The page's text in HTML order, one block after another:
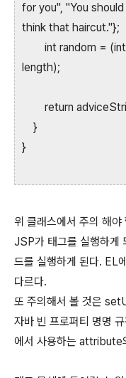
for you", "You
think that haircut."};
int random = (int)
length);
return
}
}
위 클래스에서 주의 해
JSP가 태그를 실행하게
드를 실행하게 된다. EL
다르다.
또 주의해서 볼 것은
자바 빈 프로퍼티 명명
에서 사용하는 attribute